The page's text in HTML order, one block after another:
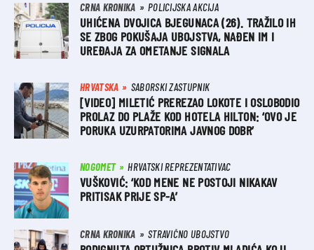
CRNA KRONIKA POLICIJSKA AKCIJA
UHIĆENA DVOJICA BJEGUNACA (26). TRAŽILO IH
SE ZBOG POKUŠAJA UBOJSTVA, NAĐEN IM I
UREĐAJA ZA OMETANJE SIGNALA
HRVATSKA SABORSKI ZASTUPNIK
[VIDEO] MILETIĆ PREREZAO LOKOTE I OSLOBODIO
PROLAZ DO PLAŽE KOD HOTELA HILTON: ‘OVO JE
PORUKA UZURPATORIMA JAVNOG DOBR’
NOGOMET HRVATSKI REPREZENTATIVAC
VUŠKOVIĆ: ‘KOD MENE NE POSTOJI NIKAKAV
PRITISAK PRIJE SP-A’
CRNA KRONIKA STRAVIČNO UBOJSTVO